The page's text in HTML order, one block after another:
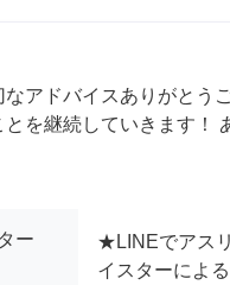
アドバイスありがとう
を継続していきます！
ー
★LINEでアス
イスターによ